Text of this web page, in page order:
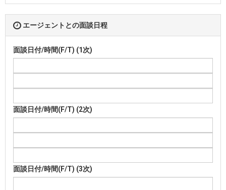
エージェントとの面談日程
面談日付/時間(F/T) (1次)
面談日付/時間(F/T) (2次)
面談日付/時間(F/T) (3次)